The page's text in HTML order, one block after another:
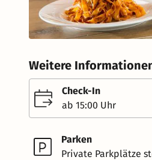
Weitere
Check-In
ab 15:00 Uhr
Parken
Private Parkplätze